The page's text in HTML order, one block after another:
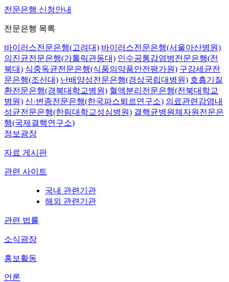
전문은행 신청안내
전문은행 목록
바이러스전문은행(고려대) 바이러스전문은행(서울아산병원)
의진균전문은행(가톨릭관동대) 인수공통감염병전문은행(전
북대) 식중독균전문은행(식품의약품안전평가원) 구강세균전
문은행(조선대) 난배양성전문은행(경상국립대병원) 호흡기질
환전문은행(경북대학교병원) 혈액분리전문은행(전북대학교
병원) 신·변종전문은행(한국파스퇴르연구소) 의료관련감염내
성균전문은행(한림대학교성심병원) 결핵균병원체자원전문은
행(국제결핵연구소)
정보광장
자료 게시판
관련 사이트
국내 관련기관
해외 관련기관
관련 법률
소식광장
홍보활동
언론